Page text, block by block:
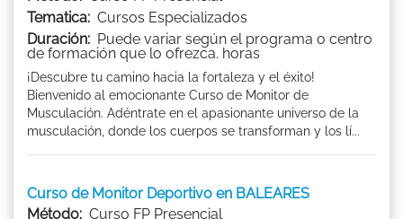
Tematica: Cursos Especializados
Duración: Puede variar según el programa o centro
de formación que lo ofrezca. horas
¡Descubre tu camino hacia la fortaleza y el éxito!
Bienvenido al emocionante Curso de Monitor de
Musculación. Adéntrate en el apasionante universo de la
musculación, donde los cuerpos se transforman y los lí...
Curso de Monitor Deportivo en BALEARES
Método: Curso FP Presencial